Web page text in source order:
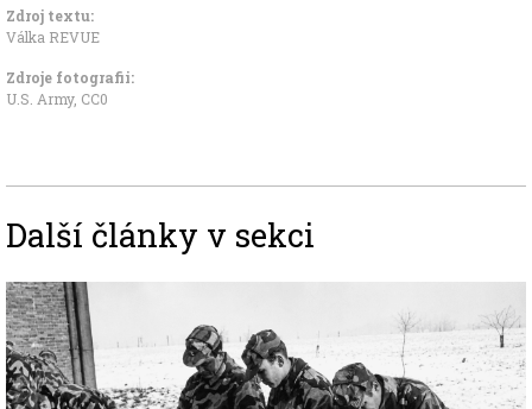
Zdroj textu:
Válka REVUE
Zdroje fotografii:
U.S. Army, CC0
Další články v sekci
Image